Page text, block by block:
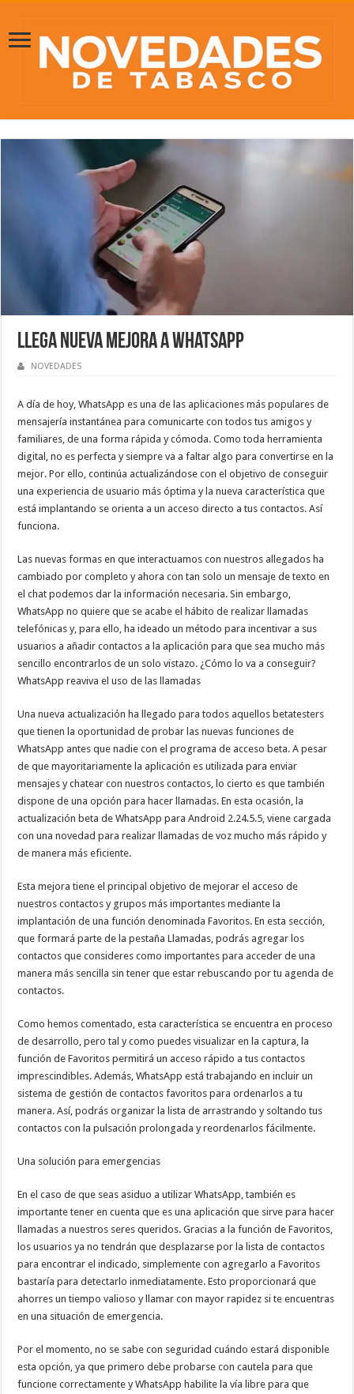
Llega nueva mejora a WhatsApp
NOVEDADES
A día de hoy, WhatsApp es una de las aplicaciones más populares de
mensajería instantánea para comunicarte con todos tus amigos y
familiares, de una forma rápida y cómoda. Como toda herramienta
digital, no es perfecta y siempre va a faltar algo para convertirse en la
mejor. Por ello, continúa actualizándose con el objetivo de conseguir
una experiencia de usuario más óptima y la nueva característica que
está implantando se orienta a un acceso directo a tus contactos. Así
funciona.
Las nuevas formas en que interactuamos con nuestros allegados ha
cambiado por completo y ahora con tan solo un mensaje de texto en
el chat podemos dar la información necesaria. Sin embargo,
WhatsApp no quiere que se acabe el hábito de realizar llamadas
telefónicas y, para ello, ha ideado un método para incentivar a sus
usuarios a añadir contactos a la aplicación para que sea mucho más
sencillo encontrarlos de un solo vistazo. ¿Cómo lo va a conseguir?
WhatsApp reaviva el uso de las llamadas
Una nueva actualización ha llegado para todos aquellos betatesters
que tienen la oportunidad de probar las nuevas funciones de
WhatsApp antes que nadie con el programa de acceso beta. A pesar
de que mayoritariamente la aplicación es utilizada para enviar
mensajes y chatear con nuestros contactos, lo cierto es que también
dispone de una opción para hacer llamadas. En esta ocasión, la
actualización beta de WhatsApp para Android 2.24.5.5, viene cargada
con una novedad para realizar llamadas de voz mucho más rápido y
de manera más eficiente.
Esta mejora tiene el principal objetivo de mejorar el acceso de
nuestros contactos y grupos más importantes mediante la
implantación de una función denominada Favoritos. En esta sección,
que formará parte de la pestaña Llamadas, podrás agregar los
contactos que consideres como importantes para acceder de una
manera más sencilla sin tener que estar rebuscando por tu agenda de
contactos.
Como hemos comentado, esta característica se encuentra en proceso
de desarrollo, pero tal y como puedes visualizar en la captura, la
función de Favoritos permitirá un acceso rápido a tus contactos
imprescindibles. Además, WhatsApp está trabajando en incluir un
sistema de gestión de contactos favoritos para ordenarlos a tu
manera. Así, podrás organizar la lista de arrastrando y soltando tus
contactos con la pulsación prolongada y reordenarlos fácilmente.
Una solución para emergencias
En el caso de que seas asiduo a utilizar WhatsApp, también es
importante tener en cuenta que es una aplicación que sirve para hacer
llamadas a nuestros seres queridos. Gracias a la función de Favoritos,
los usuarios ya no tendrán que desplazarse por la lista de contactos
para encontrar el indicado, simplemente con agregarlo a Favoritos
bastaría para detectarlo inmediatamente. Esto proporcionará que
ahorres un tiempo valioso y llamar con mayor rapidez si te encuentras
en una situación de emergencia.
Por el momento, no se sabe con seguridad cuándo estará disponible
esta opción, ya que primero debe probarse con cautela para que
funcione correctamente y WhatsApp habilite la vía libre para que